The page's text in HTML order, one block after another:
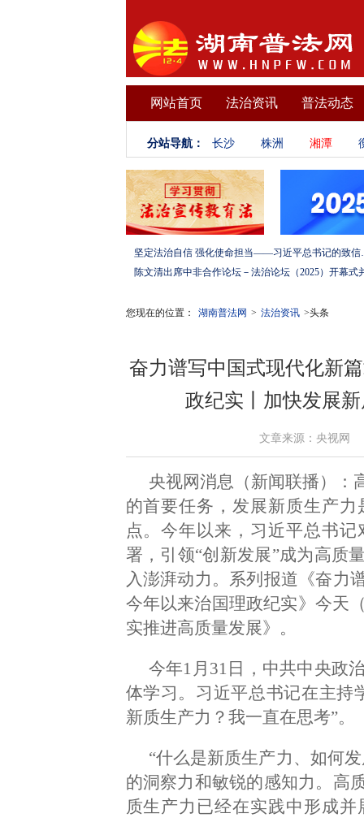
网站首页 法治资讯 普法动态
分站导航： 长沙 株洲 湘潭
坚定法治自信 强化使
您现在的位置： 湖南普法网 > 法治资讯 >头条
奋力谱写中国式现代化新
政纪实丨加快发展
文章来源：央视网
央视网消息（新闻联播）：
的首要任务，发展新质生产
点。今年以来，习近平总书
署，引领“创新发展”成为高质
入澎湃动力。系列报道《奋
今年以来治国理政纪实》今天
实推进高质量发展》。
今年1月31日，中共中央政
体学习。习近平总书记在主持
新质生产力？我一直在思考”。
“什么是新质生产力、如何
的洞察力和敏锐的感知力。高
质生产力已经在实践中形成